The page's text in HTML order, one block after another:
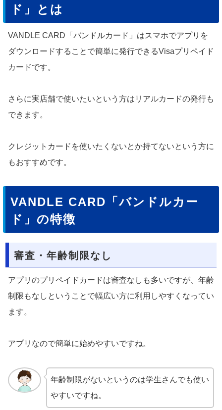
ド」とは
VANDLE CARD「バンドルカード」はスマホでアプリを
ダウンロードすることで簡単に発行できるVisaプリペイド
カードです。
さらに実店舗で使いたいという方はリアルカードの発行も
できます。
クレジットカードを使いたくないとか持てないという方に
もおすすめです。
VANDLE CARD「バンドルカー
ド」の特徴
審査・年齢制限なし
アプリのプリペイドカードは審査なしも多いですが、年齢
制限もなしということで幅広い方に利用しやすくなってい
ます。
アプリなので簡単に始めやすいですね。
年齢制限がないというのは学生さんでも使い
やすいですね。